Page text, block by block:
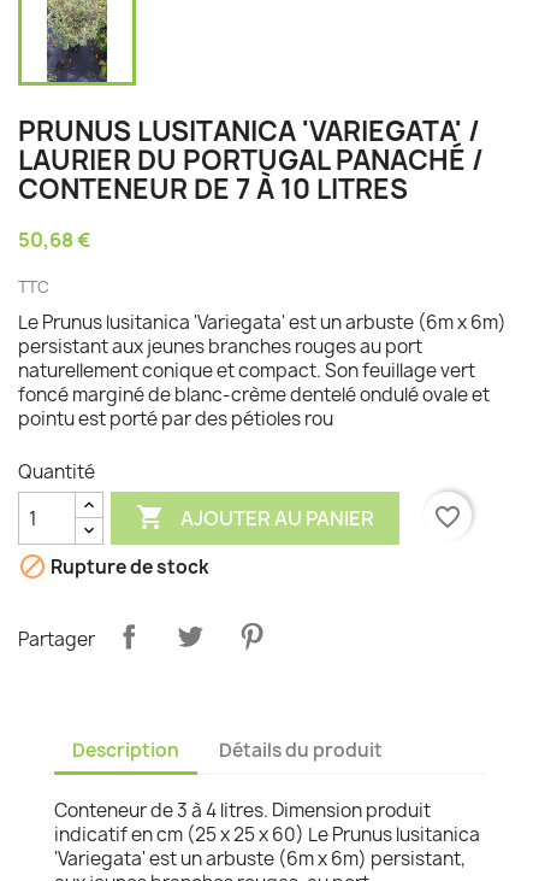
PRUNUS LUSITANICA 'VARIEGATA' /
LAURIER DU PORTUGAL PANACHÉ /
CONTENEUR DE 7 À 10 LITRES
50,68 €
TTC
Le Prunus lusitanica 'Variegata' est un arbuste (6m x 6m)
persistant aux jeunes branches rouges au port
naturellement conique et compact. Son feuillage vert
foncé marginé de blanc-crème dentelé ondulé ovale et
pointu est porté par des pétioles rou
Quantité
 AJOUTER AU PANIER
favorite_border
 Rupture de stock
Partager
Description Détails du produit
Conteneur de 3 à 4 litres. Dimension produit
indicatif en cm (25 x 25 x 60) Le Prunus lusitanica
'Variegata' est un arbuste (6m x 6m) persistant,